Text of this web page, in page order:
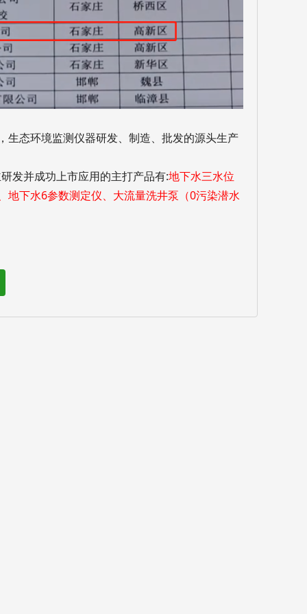
生态环境监测仪器研发、制造、批发的源头生产
发并成功上市应用的主打产品有:地下水三水位
地下水6参数测定仪、大流量洗井泵（0污染潜水